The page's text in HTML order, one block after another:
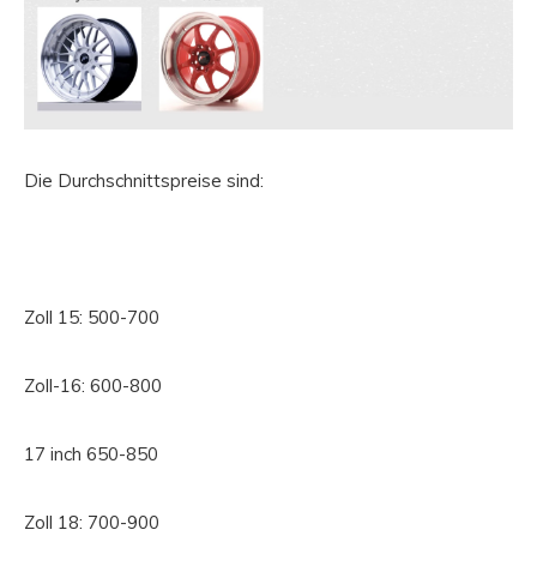
Die Durchschnittspreise sind:
Zoll 15: 500-700
Zoll-16: 600-800
17 inch 650-850
Zoll 18: 700-900